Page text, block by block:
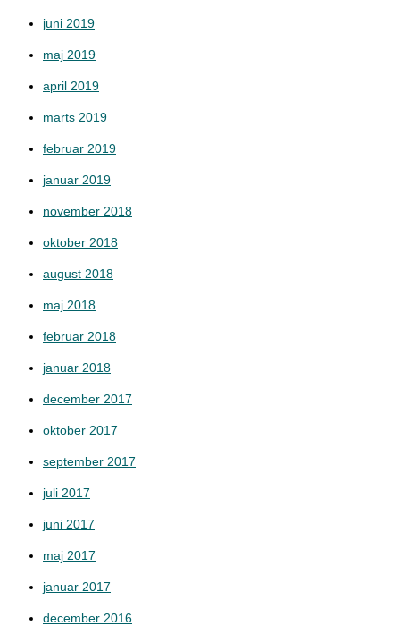
juni 2019
maj 2019
april 2019
marts 2019
februar 2019
januar 2019
november 2018
oktober 2018
august 2018
maj 2018
februar 2018
januar 2018
december 2017
oktober 2017
september 2017
juli 2017
juni 2017
maj 2017
januar 2017
december 2016